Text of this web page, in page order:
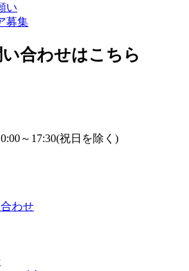
い
募集
合わせはこちら
～17:30(祝日を除く)
わせ